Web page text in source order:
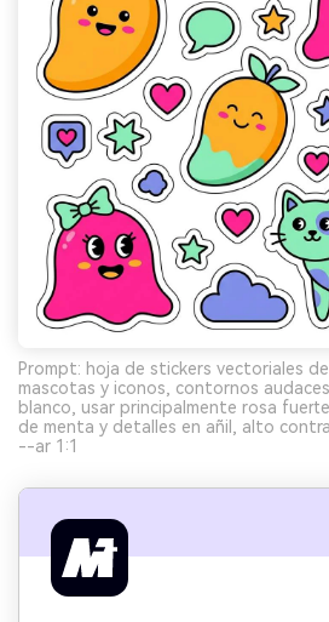
Prompt: hoja de stickers vectoriales
mascotas y iconos, contornos
blanco, usar principalmente rosa
de menta y detalles en añil, alto
--ar 1:1